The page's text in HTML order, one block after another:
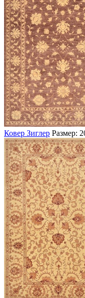
Ковер Зиглер Размер: